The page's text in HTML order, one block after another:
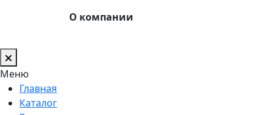
О компании
Меню
Главная
Каталог